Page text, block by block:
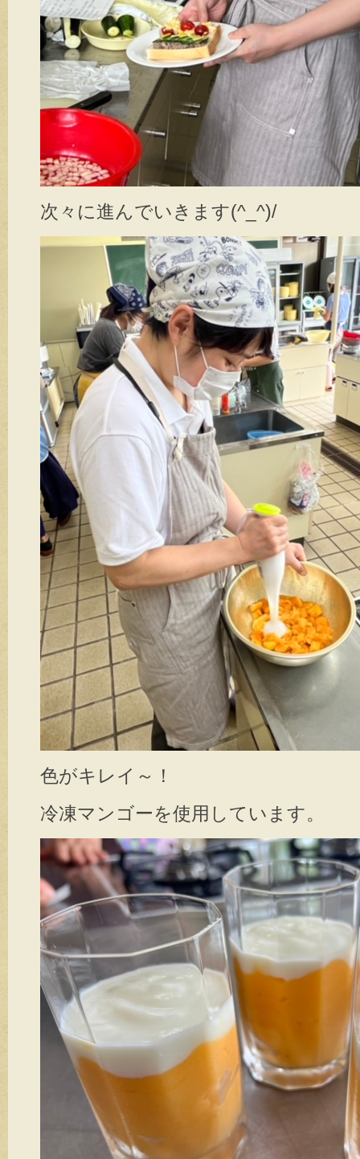
次々に進んでいきます(^_^)/
色がキレイ～！
冷凍マンゴーを使用しています。